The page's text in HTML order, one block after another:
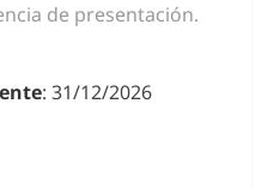
de presentación.
: 31/12/2026